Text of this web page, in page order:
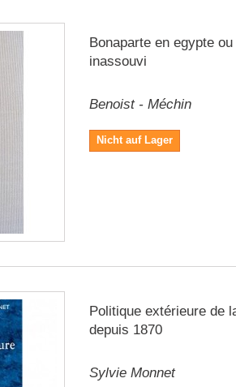
Bonaparte en egypte
inassouvi
Benoist - Méchin
Nicht auf Lager
Politique extérieure de
depuis 1870
Sylvie Monnet